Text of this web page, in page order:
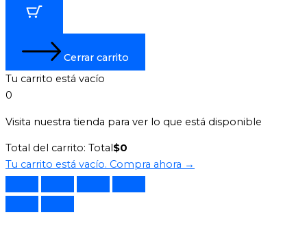
Cerrar carrito
Tu carrito está vacío
0
Visita nuestra tienda para ver lo que está disponible
Total del carrito: Total$0
Tu carrito está vacío. Compra ahora →